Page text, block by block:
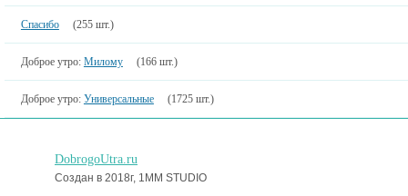
Спасибо (255 шт.)
Доброе утро: Милому (166 шт.)
Доброе утро: Универсальные (1725 шт.)
DobrogoUtra.ru
Создан в 2018г, 1MM STUDIO